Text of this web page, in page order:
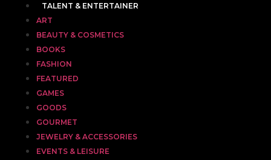
TALENT & ENTERTAINER
ART
BEAUTY & COSMETICS
BOOKS
FASHION
FEATURED
GAMES
GOODS
GOURMET
JEWELRY & ACCESSORIES
EVENTS & LEISURE